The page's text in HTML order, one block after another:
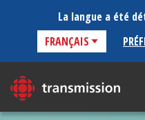
La langue a été